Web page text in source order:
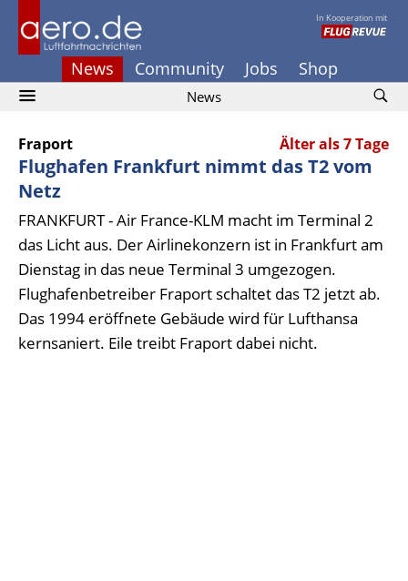
In Kooperation mit
News Community Jobs Shop
News
Fraport Älter als 7 Tage
Flughafen Frankfurt nimmt das T2 vom
Netz
FRANKFURT - Air France-KLM macht im Terminal 2
das Licht aus. Der Airlinekonzern ist in Frankfurt am
Dienstag in das neue Terminal 3 umgezogen.
Flughafenbetreiber Fraport schaltet das T2 jetzt ab.
Das 1994 eröffnete Gebäude wird für Lufthansa
kernsaniert. Eile treibt Fraport dabei nicht.